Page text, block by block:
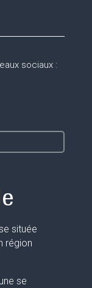
sociaux :
située
région
se